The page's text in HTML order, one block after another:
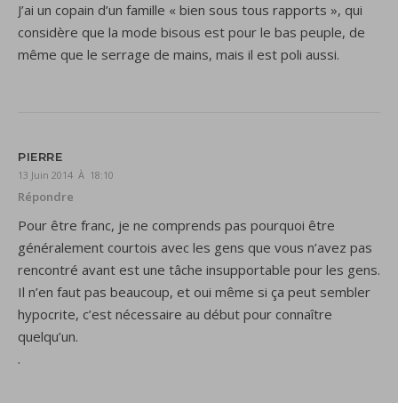
J’ai un copain d’un famille « bien sous tous rapports », qui
considère que la mode bisous est pour le bas peuple, de
même que le serrage de mains, mais il est poli aussi.
PIERRE
13 Juin 2014 À 18:10
Répondre
Pour être franc, je ne comprends pas pourquoi être
généralement courtois avec les gens que vous n’avez pas
rencontré avant est une tâche insupportable pour les gens.
Il n’en faut pas beaucoup, et oui même si ça peut sembler
hypocrite, c’est nécessaire au début pour connaître
quelqu’un.
.